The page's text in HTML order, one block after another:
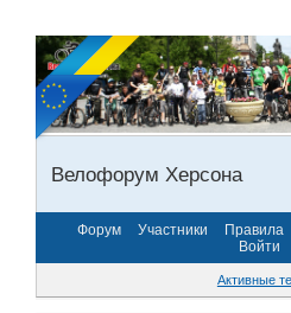
Велофорум Херсона
Форум Участники Правила
Войти
Активные